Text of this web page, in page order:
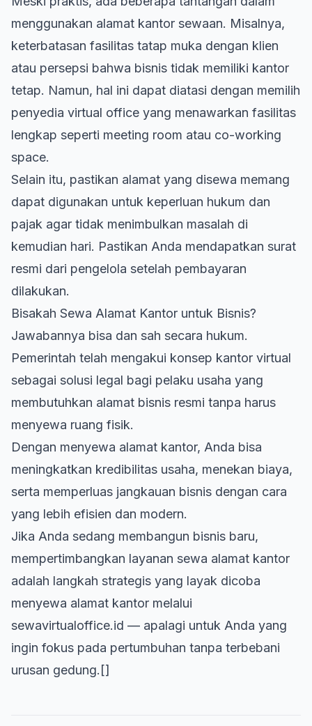
menggunakan alamat kantor sewaan. Misalnya,
keterbatasan fasilitas tatap muka dengan klien
atau persepsi bahwa bisnis tidak memiliki kantor
tetap. Namun, hal ini dapat diatasi dengan memilih
penyedia virtual office yang menawarkan fasilitas
lengkap seperti meeting room atau co-working
space.
Selain itu, pastikan alamat yang disewa memang
dapat digunakan untuk keperluan hukum dan
pajak agar tidak menimbulkan masalah di
kemudian hari. Pastikan Anda mendapatkan surat
resmi dari pengelola setelah pembayaran
dilakukan.
Bisakah Sewa Alamat Kantor untuk Bisnis?
Jawabannya bisa dan sah secara hukum.
Pemerintah telah mengakui konsep kantor virtual
sebagai solusi legal bagi pelaku usaha yang
membutuhkan alamat bisnis resmi tanpa harus
menyewa ruang fisik.
Dengan menyewa alamat kantor, Anda bisa
meningkatkan kredibilitas usaha, menekan biaya,
serta memperluas jangkauan bisnis dengan cara
yang lebih efisien dan modern.
Jika Anda sedang membangun bisnis baru,
mempertimbangkan layanan sewa alamat kantor
adalah langkah strategis yang layak dicoba
menyewa alamat kantor melalui
sewavirtualoffice.id — apalagi untuk Anda yang
ingin fokus pada pertumbuhan tanpa terbebani
urusan gedung.[]